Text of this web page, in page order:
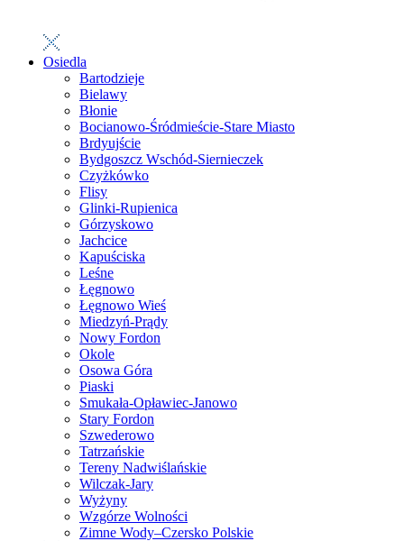
Osiedla
Bartodzieje
Bielawy
Błonie
Bocianowo-Śródmieście-Stare Miasto
Brdyujście
Bydgoszcz Wschód-Siernieczek
Czyżkówko
Flisy
Glinki-Rupienica
Górzyskowo
Jachcice
Kapuściska
Leśne
Łęgnowo
Łęgnowo Wieś
Miedzyń-Prądy
Nowy Fordon
Okole
Osowa Góra
Piaski
Smukała-Opławiec-Janowo
Stary Fordon
Szwederowo
Tatrzańskie
Tereny Nadwiślańskie
Wilczak-Jary
Wyżyny
Wzgórze Wolności
Zimne Wody–Czersko Polskie